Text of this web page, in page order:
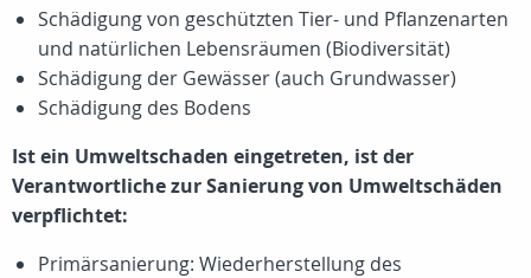
Schädigung von geschützten Tier- und Pflanzenarten
und natürlichen Lebensräumen (Biodiversität)
Schädigung der Gewässer (auch Grundwasser)
Schädigung des Bodens
Ist ein Umweltschaden eingetreten, ist der
Verantwortliche zur Sanierung von Umweltschäden
verpflichtet:
Primärsanierung: Wiederherstellung des